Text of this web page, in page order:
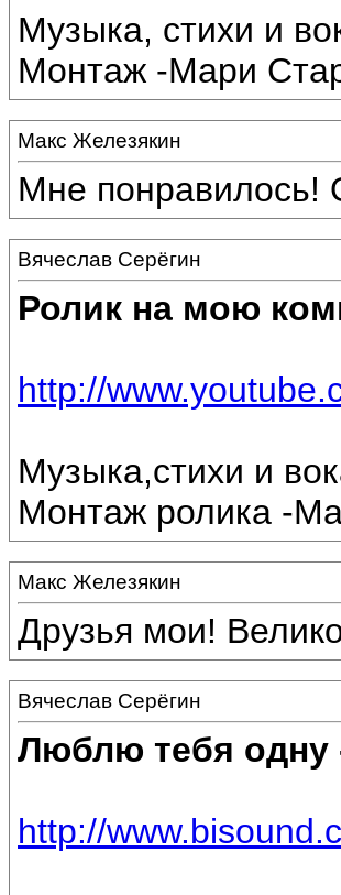
Музыка, стихи и
Монтаж -Мари
Макс Железякин
Мне понравилось!
Вячеслав Серёгин
Ролик на мою
http://
Музыка,стихи и
Монтаж ролика -
Макс Железякин
Друзья мои!
Вячеслав Серёгин
Люблю тебя одну
http://